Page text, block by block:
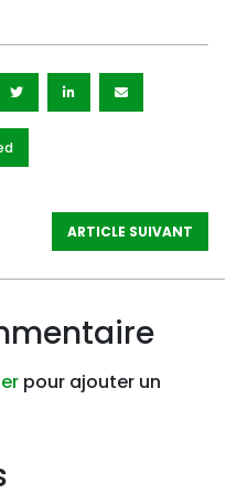
d
ARTICLE SUIVANT
pour ajouter un